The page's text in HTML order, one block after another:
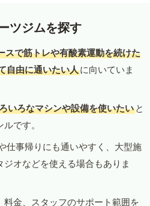
ツジムを探す
スで筋トレや有酸素運動を続けた
自由に通いたい人に向いていま
いろなマシンや設備を使いたい と
です。
仕事帰りにも通いやすく、大型施
オなどを使える場合もありま
金、スタッフのサポート範囲を